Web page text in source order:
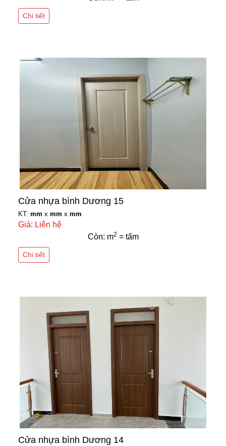
Chi tiết
Cửa nhựa bình Dương 15
KT: mm x mm x mm
Giá: Liên hệ
Còn: m2 = tấm
Chi tiết
Cửa nhựa bình Dương 14